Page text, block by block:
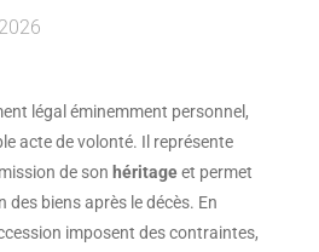
légal éminemment personnel,
acte de volonté. Il représente
de son héritageet permet
des biens après le décès. En
imposent des contraintes,